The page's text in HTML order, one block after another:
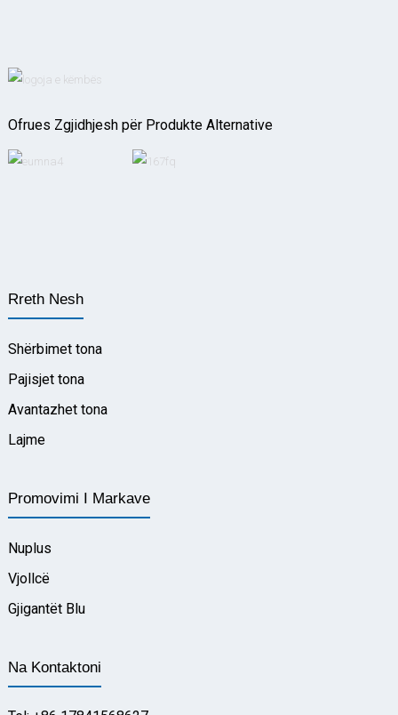
Ofrues Zgjidhjesh për Produkte Alternative
Rreth Nesh
Shërbimet tona
Pajisjet tona
Avantazhet tona
Lajme
Promovimi I Markave
Nuplus
Vjollcë
Gjigantët Blu
Na Kontaktoni